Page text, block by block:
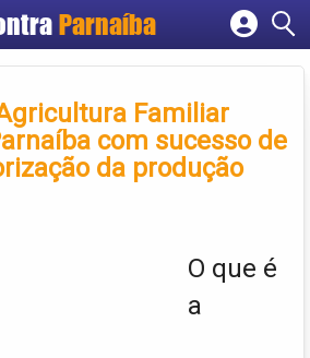
Parnaíba
Cadastrar empresa
Criar conta Familiar
com sucesso de
da produção
O que é
a